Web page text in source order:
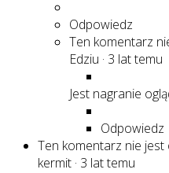
Odpowiedz
Ten komentarz
Edziu · 3 lat temu
Jest nagranie
Odpowiedz
Ten komentarz nie jest
kermit · 3 lat temu